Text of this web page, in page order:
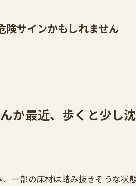
険サインかもしれません
か最近、歩くと少し
一部の床材は踏み抜きそうな状